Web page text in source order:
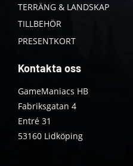
TERRÄNG & LANDSKAP
TILLBEHÖR
PRESENTKORT
Kontakta oss
GameManiacs HB
Fabriksgatan 4
Entré 31
53160 Lidköping